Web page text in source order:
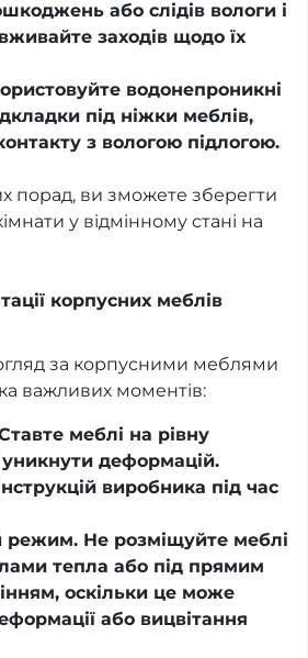
або слідів вологи і
заходів щодо їх
водонепроникні
під ніжки меблів,
з вологою підлогою.
порад, ви зможете зберегти
у відмінному стані на
корпусних меблів
за корпусними меблями
важливих моментів:
меблі на рівну
деформацій.
виробника під час
режим. Не розміщуйте меблі
тепла або під прямим
оскільки це може
або вицвітання